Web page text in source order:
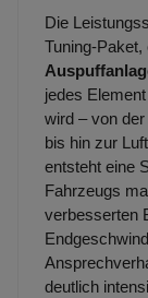
Die
Tuning-
jedes
wird – von
bis hin zur
entsteht eine
Fahrzeugs
verbesserten
deutlich